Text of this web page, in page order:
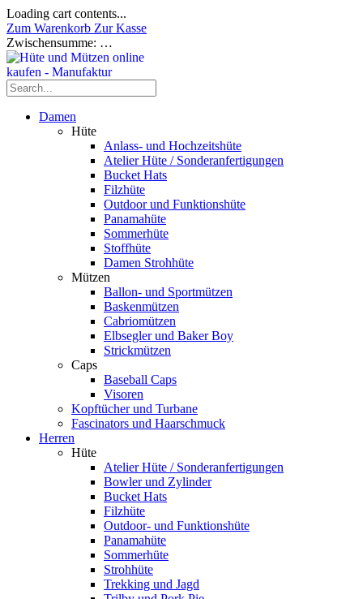
Loading cart contents...
Zum Warenkorb Zur Kasse
Zwischensumme: …
Damen
Hüte
Anlass- und Hochzeitshüte
Atelier Hüte / Sonderanfertigungen
Bucket Hats
Filzhüte
Outdoor und Funktionshüte
Panamahüte
Sommerhüte
Stoffhüte
Damen Strohhüte
Mützen
Ballon- und Sportmützen
Baskenmützen
Cabriomützen
Elbsegler und Baker Boy
Strickmützen
Caps
Baseball Caps
Visoren
Kopftücher und Turbane
Fascinators und Haarschmuck
Herren
Hüte
Atelier Hüte / Sonderanfertigungen
Bowler und Zylinder
Bucket Hats
Filzhüte
Outdoor- und Funktionshüte
Panamahüte
Sommerhüte
Strohhüte
Trekking und Jagd